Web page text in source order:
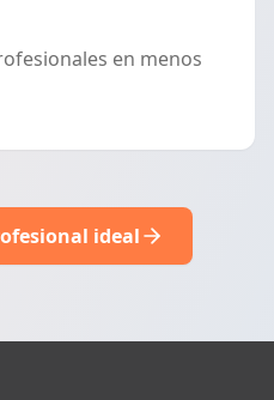
en menos
ideal